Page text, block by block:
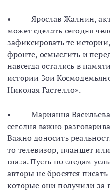
• Ярослав Жалнин,
может сделать сегодня
зафиксировать те
фронте, осмыслить и
навсегда остались в
истории Зои
Николая Гастелло».
• Марианна Васильева,
сегодня важно
Важно доносить
то телевизор, планшет
глаза. Пусть по следам
авторы не бросятся
которые они получили за